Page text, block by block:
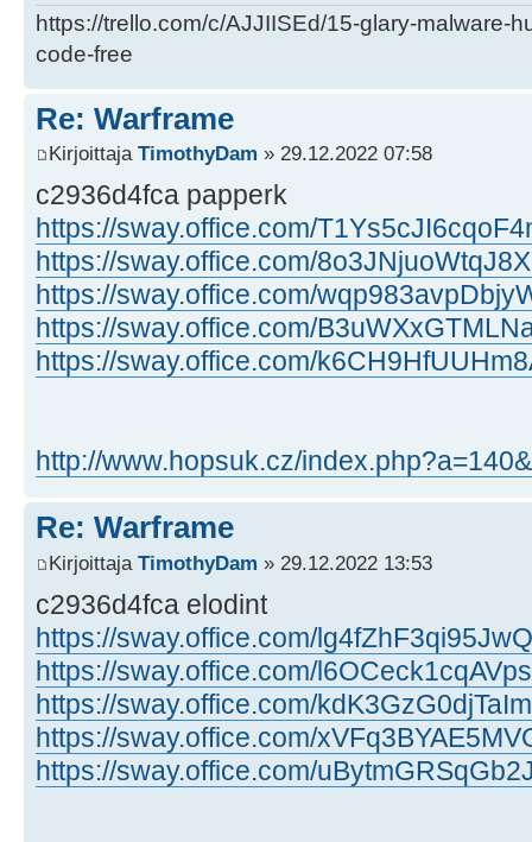
https://trello.com/c/AJJIISEd/15-glary-malware-
code-free
Re: Warframe
Kirjoittaja TimothyDam » 29.12.2022 07:58
c2936d4fca papperk
https://sway.office.com/
https://sway.office.com/
https://sway.office.com/
https://sway.office.com/
https://sway.office.com/
http://www.hopsuk.cz/
Re: Warframe
Kirjoittaja TimothyDam » 29.12.2022 13:53
c2936d4fca elodint
https://sway.office.com/
https://sway.office.com/
https://sway.office.com/
https://sway.office.com/
https://sway.office.com/